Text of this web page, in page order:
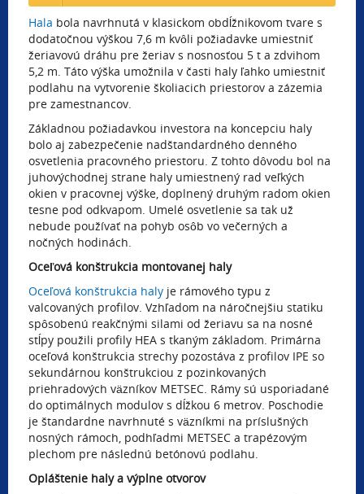
Hala bola navrhnutá v klasickom obdĺžnikovom tvare s
dodatočnou výškou 7,6 m kvôli požiadavke umiestniť
žeriavovú dráhu pre žeriav s nosnosťou 5 t a zdvihom
5,2 m. Táto výška umožnila v časti haly ľahko umiestniť
podlahu na vytvorenie školiacich priestorov a zázemia
pre zamestnancov.
Základnou požiadavkou investora na koncepciu haly
bolo aj zabezpečenie nadštandardného denného
osvetlenia pracovného priestoru. Z tohto dôvodu bol na
juhovýchodnej strane haly umiestnený rad veľkých
okien v pracovnej výške, doplnený druhým radom okien
tesne pod odkvapom. Umelé osvetlenie sa tak už
nebude používať na pohyb osôb vo večerných a
nočných hodinách.
Oceľová konštrukcia montovanej haly
Oceľová konštrukcia haly je rámového typu z
valcovaných profilov. Vzhľadom na náročnejšiu statiku
spôsobenú reakčnými silami od žeriavu sa na nosné
stĺpy použili profily HEA s tkaným základom. Primárna
oceľová konštrukcia strechy pozostáva z profilov IPE so
sekundárnou konštrukciou z pozinkovaných
priehradových väzníkov METSEC. Rámy sú usporiadané
do optimálnych modulov s dĺžkou 6 metrov. Poschodie
je štandardne navrhnuté s väzníkmi na príslušných
nosných rámoch, podhľadmi METSEC a trapézovým
plechom pre následnú betónovú podlahu.
Opláštenie haly a výplne otvorov